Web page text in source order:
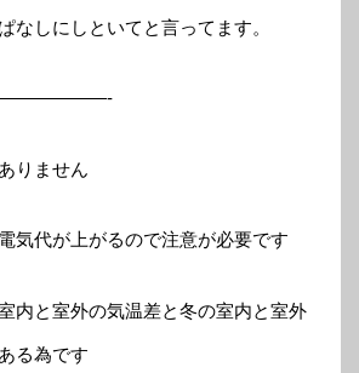
なしにしといてと言ってます。
りません
気代が上がるので注意が必要です
内と室外の気温差と冬の室内と室外
る為です